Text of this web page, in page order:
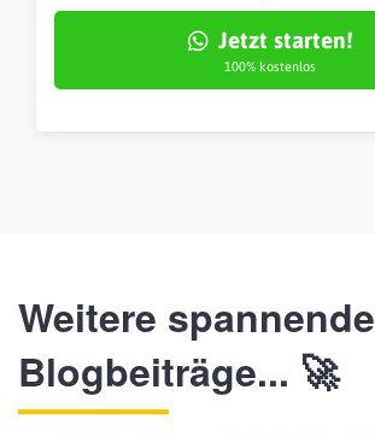
Jetzt starten!
100% kostenlos
Weitere spannende
Blogbeiträge... 🚀